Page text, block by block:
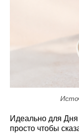
Идеально для
просто чтобы